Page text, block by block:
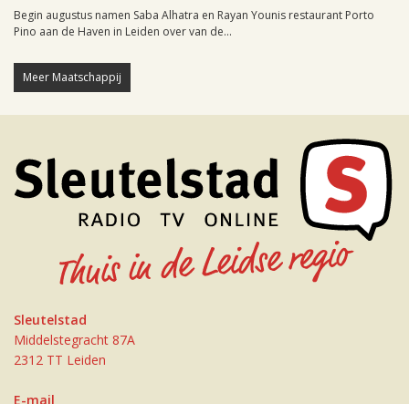
Begin augustus namen Saba Alhatra en Rayan Younis restaurant Porto
Pino aan de Haven in Leiden over van de...
Meer Maatschappij
Sleutelstad
Middelstegracht 87A
2312 TT Leiden
E-mail